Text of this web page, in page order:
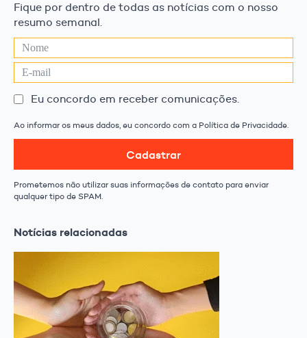
Fique por dentro de todas as notícias com o nosso
resumo semanal.
Eu concordo em receber comunicações.
Ao informar os meus dados, eu concordo com a Política de Privacidade.
Cadastrar
Prometemos não utilizar suas informações de contato para enviar
qualquer tipo de SPAM.
Notícias relacionadas